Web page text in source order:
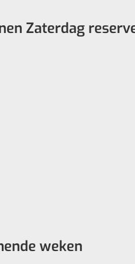
Zaterdag
weken